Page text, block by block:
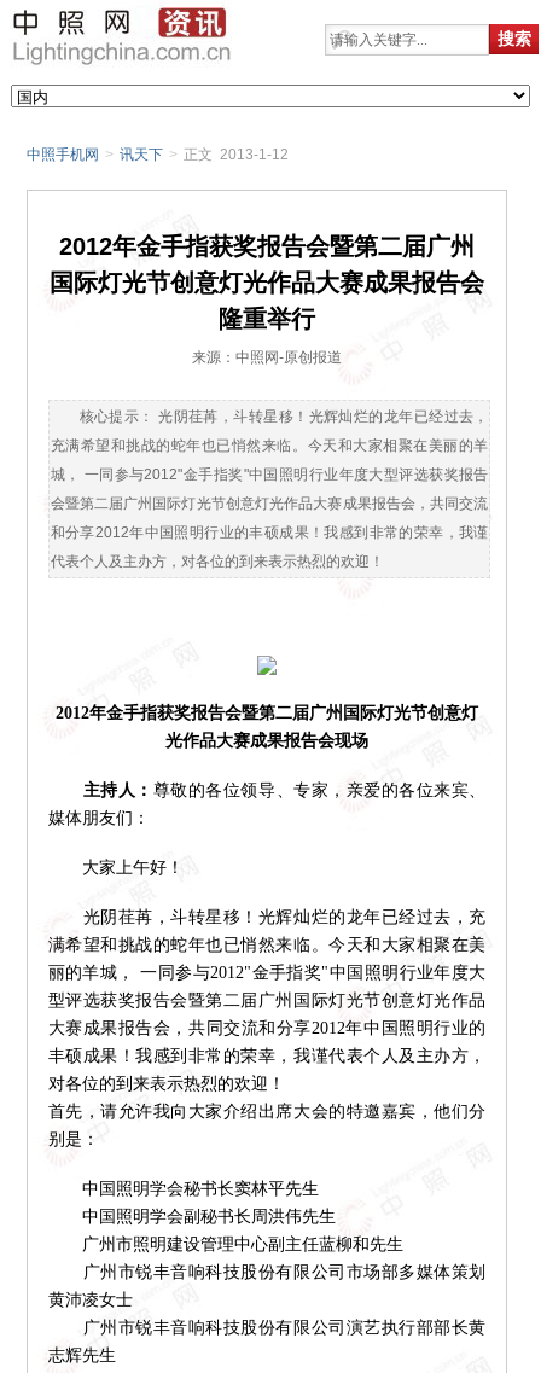
中照手机网 > 讯天下 > 正文 2013-1-12
2012年金手指获奖报告会暨第二届广州
国际灯光节创意灯光作品大赛成果报告会
隆重举行
来源：中照网-原创报道
核心提示： 光阴荏苒，斗转星移！光辉灿烂的龙年已经过去，
充满希望和挑战的蛇年也已悄然来临。今天和大家相聚在美丽的羊
城， 一同参与2012"金手指奖"中国照明行业年度大型评选获奖报告
会暨第二届广州国际灯光节创意灯光作品大赛成果报告会，共同交流
和分享2012年中国照明行业的丰硕成果！我感到非常的荣幸，我谨
代表个人及主办方，对各位的到来表示热烈的欢迎！
2012年金手指获奖报告会暨第二届广州国际灯光节创意灯
光作品大赛成果报告会现场
主持人： 尊敬的各位领导、专家，亲爱的各位来宾、
媒体朋友们：
大家上午好！
光阴荏苒，斗转星移！光辉灿烂的龙年已经过去，充
满希望和挑战的蛇年也已悄然来临。今天和大家相聚在美
丽的羊城， 一同参与2012"金手指奖"中国照明行业年度大
型评选获奖报告会暨第二届广州国际灯光节创意灯光作品
大赛成果报告会，共同交流和分享2012年中国照明行业的
丰硕成果！我感到非常的荣幸，我谨代表个人及主办方，
对各位的到来表示热烈的欢迎！
首先，请允许我向大家介绍出席大会的特邀嘉宾，他们分
别是：
中国照明学会秘书长窦林平先生
中国照明学会副秘书长周洪伟先生
广州市照明建设管理中心副主任蓝柳和先生
广州市锐丰音响科技股份有限公司市场部多媒体策划
黄沛凌女士
广州市锐丰音响科技股份有限公司演艺执行部部长黄
志辉先生